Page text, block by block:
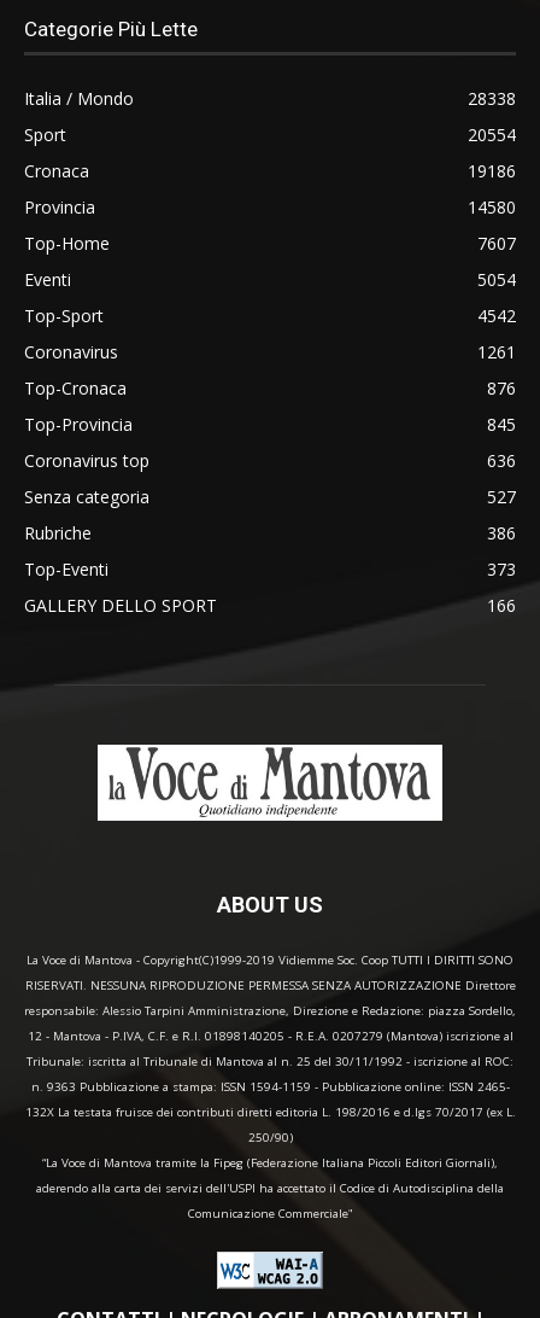
Categorie Più Lette
Italia / Mondo
28338
Sport
20554
Cronaca
19186
Provincia
14580
Top-Home
7607
Eventi
5054
Top-Sport
4542
Coronavirus
1261
Top-Cronaca
876
Top-Provincia
845
Coronavirus top
636
Senza categoria
527
Rubriche
386
Top-Eventi
373
GALLERY DELLO SPORT
166
ABOUT US
La Voce di Mantova - Copyright(C)1999-2019 Vidiemme Soc. Coop TUTTI I DIRITTI SONO
RISERVATI. NESSUNA RIPRODUZIONE PERMESSA SENZA AUTORIZZAZIONE Direttore
responsabile: Alessio Tarpini Amministrazione, Direzione e Redazione: piazza Sordello,
12 - Mantova - P.IVA, C.F. e R.I. 01898140205 - R.E.A. 0207279 (Mantova) iscrizione al
Tribunale: iscritta al Tribunale di Mantova al n. 25 del 30/11/1992 - iscrizione al ROC:
n. 9363 Pubblicazione a stampa: ISSN 1594-1159 - Pubblicazione online: ISSN 2465-
132X La testata fruisce dei contributi diretti editoria L. 198/2016 e d.lgs 70/2017 (ex L.
250/90)
“La Voce di Mantova tramite la Fipeg (Federazione Italiana Piccoli Editori Giornali),
aderendo alla carta dei servizi dell'USPI ha accettato il Codice di Autodisciplina della
Comunicazione Commerciale"